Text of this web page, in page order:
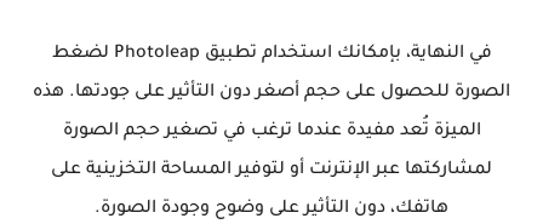
في النهاية، بإمكانك استخدام تطبيق Photoleap لضغط
الصورة للحصول على حجم أصغر دون التأثير على جودتها. هذه
الميزة تُعد مفيدة عندما ترغب في تصغير حجم الصورة
لمشاركتها عبر الإنترنت أو لتوفير المساحة التخزينية على
هاتفك، دون التأثير على وضوح وجودة الصورة.